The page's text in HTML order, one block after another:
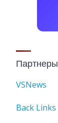
Партнеры
VSNews
Back Links